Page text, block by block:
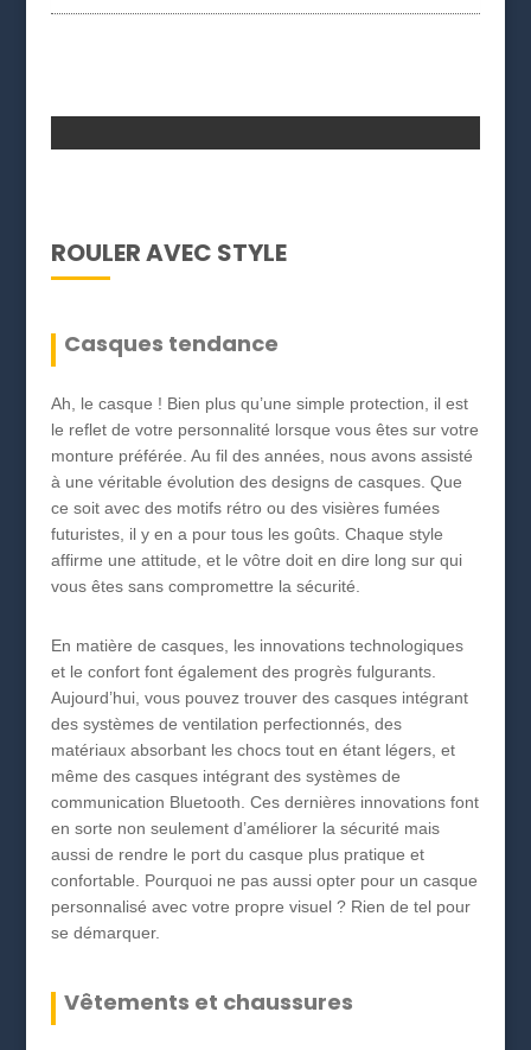
ROULER AVEC STYLE
Casques tendance
Ah, le casque ! Bien plus qu’une simple protection, il est
le reflet de votre personnalité lorsque vous êtes sur votre
monture préférée. Au fil des années, nous avons assisté
à une véritable évolution des designs de casques. Que
ce soit avec des motifs rétro ou des visières fumées
futuristes, il y en a pour tous les goûts. Chaque style
affirme une attitude, et le vôtre doit en dire long sur qui
vous êtes sans compromettre la sécurité.
En matière de casques, les innovations technologiques
et le confort font également des progrès fulgurants.
Aujourd’hui, vous pouvez trouver des casques intégrant
des systèmes de ventilation perfectionnés, des
matériaux absorbant les chocs tout en étant légers, et
même des casques intégrant des systèmes de
communication Bluetooth. Ces dernières innovations font
en sorte non seulement d’améliorer la sécurité mais
aussi de rendre le port du casque plus pratique et
confortable. Pourquoi ne pas aussi opter pour un casque
personnalisé avec votre propre visuel ? Rien de tel pour
se démarquer.
Vêtements et chaussures